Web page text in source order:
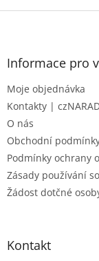
Z
Informace pro
Moje objednávka
Kontakty |
O nás
Obchodní
Podmínky ochrany
Zásady používání
Žádost dotčné
Kontakt